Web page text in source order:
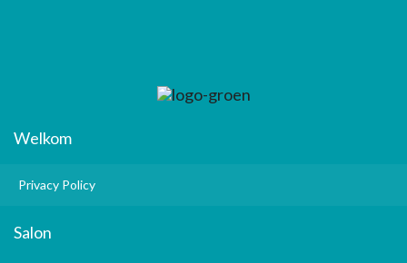
Welkom
Privacy Policy
Salon